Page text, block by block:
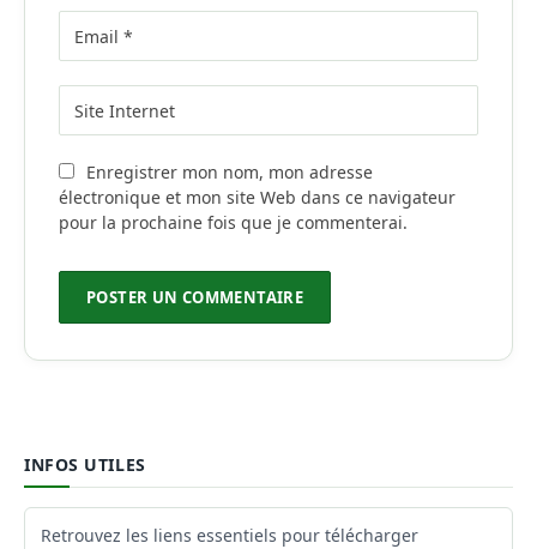
Enregistrer mon nom, mon adresse
électronique et mon site Web dans ce navigateur
pour la prochaine fois que je commenterai.
INFOS UTILES
Retrouvez les liens essentiels pour télécharger